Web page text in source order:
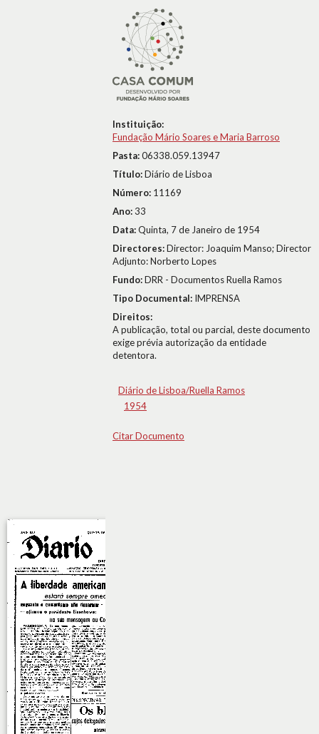
Instituição:
Fundação Mário Soares e Maria Barroso
Pasta:06338.059.13947
Título:Diário de Lisboa
Número: 11169
Ano:33
Data:Quinta, 7 de Janeiro de 1954
Directores:Director: Joaquim Manso; Director
Adjunto: Norberto Lopes
Fundo:DRR - Documentos Ruella Ramos
Tipo Documental: IMPRENSA
Direitos:
A publicação, total ou parcial, deste documento
exige prévia autorização da entidade
detentora.
Diário de Lisboa/Ruella Ramos
1954
Citar Documento